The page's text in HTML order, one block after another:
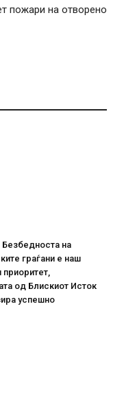
пожари на отворено
Безбедноста на
граѓани е наш
приоритет,
од Блискиот Исток
успешно